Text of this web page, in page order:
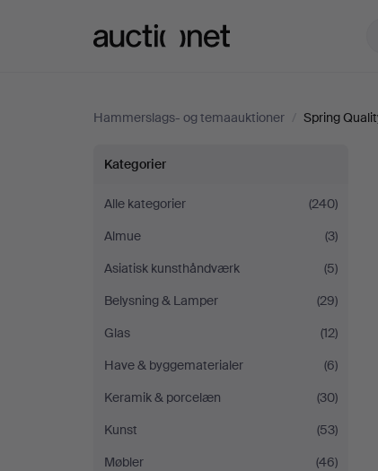
Hammerslags- og temaauktioner / Spring
Spring
Quality
Auction
Kategorier
Alle kategorier
(240)
Almue
(3)
Asiatisk kunsthåndværk
(5)
Belysning & Lamper
(29)
Glas
(12)
Have & byggematerialer
(6)
Keramik & porcelæn
(30)
Kunst
(53)
Møbler
(46)